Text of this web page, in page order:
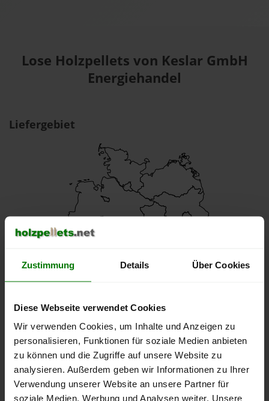
Zustimmung Details Über Cookies
Diese Webseite verwendet Cookies
Wir verwenden Cookies, um Inhalte und Anzeigen zu
personalisieren, Funktionen für soziale Medien anbieten
zu können und die Zugriffe auf unsere Website zu
analysieren. Außerdem geben wir Informationen zu Ihrer
Verwendung unserer Website an unsere Partner für
soziale Medien, Werbung und Analysen weiter. Unsere
Lose Holzpellets von Keslar GmbH
Energiehandel
Liefergebiet